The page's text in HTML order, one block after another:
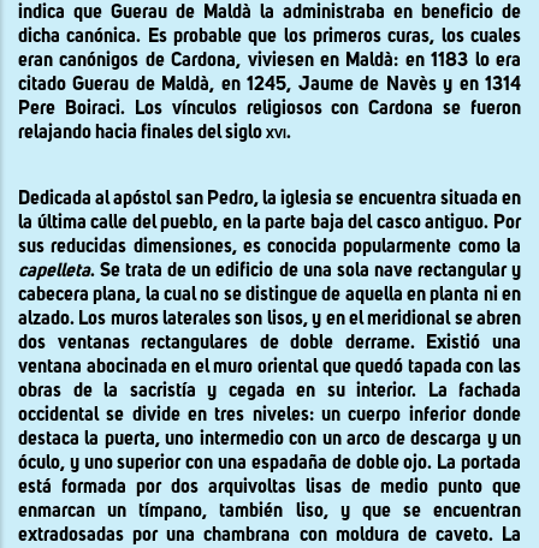
indica que Guerau de Maldà la administraba en beneficio de
dicha canónica. Es probable que los primeros curas, los cuales
eran canónigos de Cardona, viviesen en Maldà: en 1183 lo era
citado Guerau de Maldà, en 1245, Jaume de Navès y en 1314
Pere Boiraci. Los vínculos religiosos con Cardona se fueron
relajando hacia finales del sigloxvi.
Dedicada al apóstol san Pedro, la iglesia se encuentra situada en
la última calle del pueblo, en la parte baja del casco antiguo. Por
sus reducidas dimensiones, es conocida popularmente como la
capelleta. Se trata de un edificio de una sola nave rectangular y
cabecera plana, la cual no se distingue de aquella en planta ni en
alzado. Los muros laterales son lisos, y en el meridional se abren
dos ventanas rectangulares de doble derrame. Existió una
ventana abocinada en el muro oriental que quedó tapada con las
obras de la sacristía y cegada en su interior. La fachada
occidental se divide en tres niveles: un cuerpo inferior donde
destaca la puerta, uno intermedio con un arco de descarga y un
óculo, y uno superior con una espadaña de doble ojo. La portada
está formada por dos arquivoltas lisas de medio punto que
enmarcan un tímpano, también liso, y que se encuentran
extradosadas por una chambrana con moldura de caveto. La